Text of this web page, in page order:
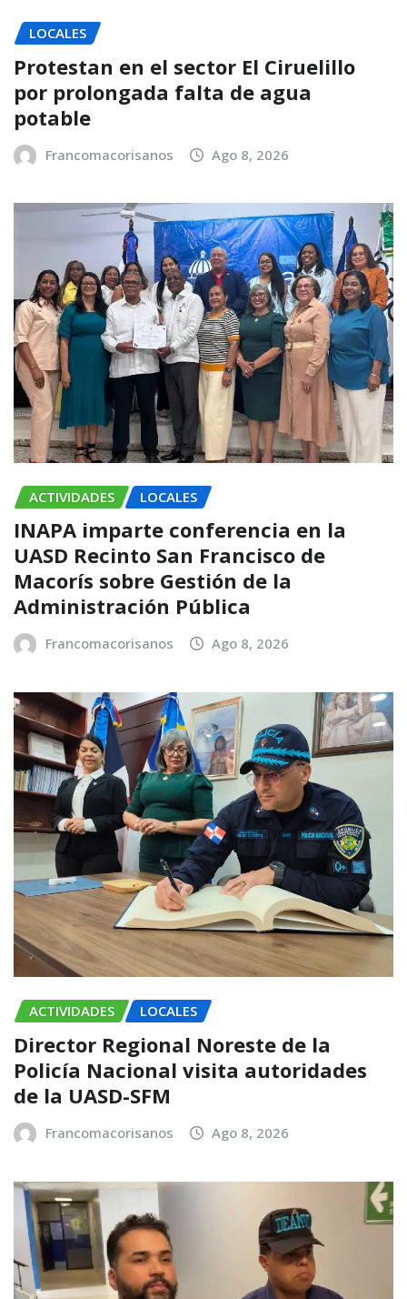
LOCALES
Protestan en el sector El Ciruelillo
por prolongada falta de agua
potable
Francomacorisanos Ago 8, 2026
ACTIVIDADES LOCALES
INAPA imparte conferencia en la
UASD Recinto San Francisco de
Macorís sobre Gestión de la
Administración Pública
Francomacorisanos Ago 8, 2026
ACTIVIDADES LOCALES
Director Regional Noreste de la
Policía Nacional visita autoridades
de la UASD-SFM
Francomacorisanos Ago 8, 2026